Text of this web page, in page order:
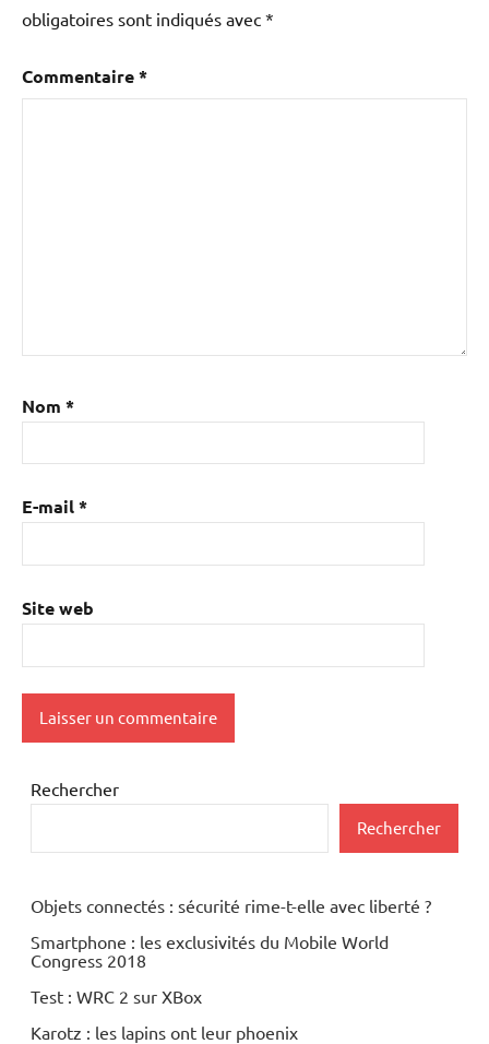
obligatoires sont indiqués avec *
Commentaire*
Nom *
E-mail*
Site web
Rechercher
Rechercher
Objets connectés : sécurité rime-t-elle avec liberté ?
Smartphone : les exclusivités du Mobile World
Congress 2018
Test : WRC 2 sur XBox
Karotz : les lapins ont leur phoenix